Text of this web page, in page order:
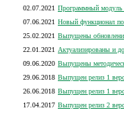
02.07.2021 Программный модуль
07.06.2021 Новый функционал
25.02.2021 Выпущены
22.01.2021
Актуализированы и
09.06.2020 Выпущены
29.06.2018 Выпущен релиз 1
26.06.2018 Выпущен релиз 1
17.04.2017 Выпущен релиз 2